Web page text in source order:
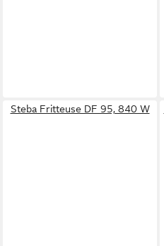
Steba Fritteuse DF 95, 840 W